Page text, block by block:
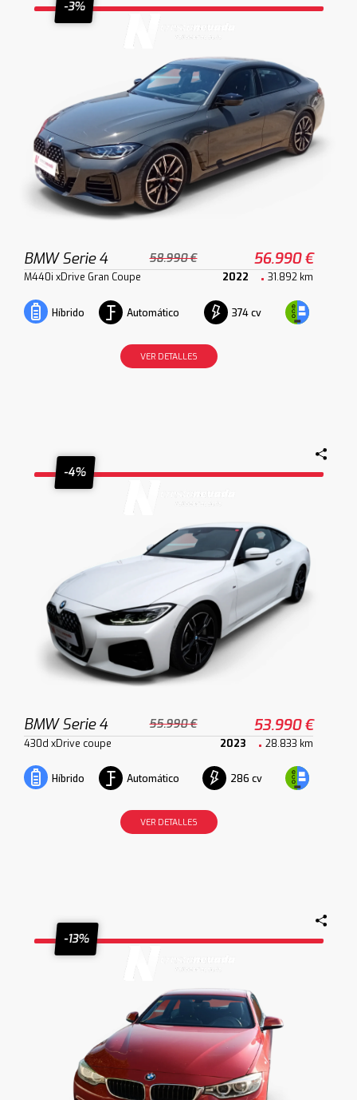
-3%
BMW Serie 4 58.990 € 56.990 €
M440i xDrive Gran Coupe 2022 31.892 km
Híbrido Automático 374 cv
VER DETALLES
-4%
BMW Serie 4 55.990 € 53.990 €
430d xDrive coupe 2023 28.833 km
Híbrido Automático 286 cv
VER DETALLES
-13%